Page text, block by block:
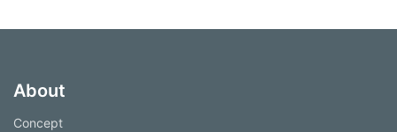
About
Concept